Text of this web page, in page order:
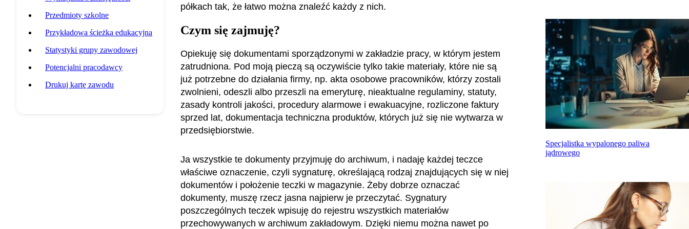
Przedmioty szkolne
Przykładowa ścieżka edukacyjna
Statystyki grupy zawodowej
Potencjalni pracodawcy
Drukuj kartę zawodu
półkach tak, że łatwo można znaleźć każdy z nich.
Czym się zajmuję?
Opiekuję się dokumentami sporządzonymi w zakładzie pracy, w którym jestem
zatrudniona. Pod moją pieczą są oczywiście tylko takie materiały, które nie są
już potrzebne do działania firmy, np. akta osobowe pracowników, którzy zostali
zwolnieni, odeszli albo przeszli na emeryturę, nieaktualne regulaminy, statuty,
zasady kontroli jakości, procedury alarmowe i ewakuacyjne, rozliczone faktury
sprzed lat, dokumentacja techniczna produktów, których już się nie wytwarza w
przedsiębiorstwie.
Ja wszystkie te dokumenty przyjmuję do archiwum, i nadaję każdej teczce
właściwe oznaczenie, czyli sygnaturę, określającą rodzaj znajdujących się w niej
dokumentów i położenie teczki w magazynie. Żeby dobrze oznaczać
dokumenty, muszę rzecz jasna najpierw je przeczytać. Sygnatury
poszczególnych teczek wpisuję do rejestru wszystkich materiałów
przechowywanych w archiwum zakładowym. Dzięki niemu można nawet po
Specjalistka wypalonego paliwa
jądrowego